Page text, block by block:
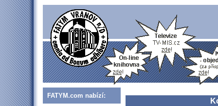
FATYM.com nabízí: